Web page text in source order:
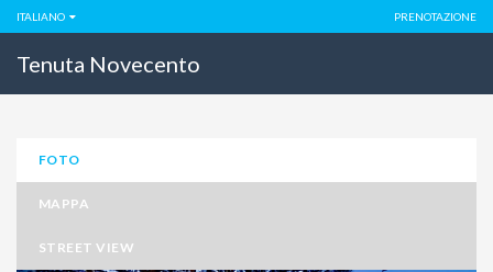
ITALIANO PRENOTAZIONE
Tenuta Novecento
FOTO
MAPPA
STREET VIEW